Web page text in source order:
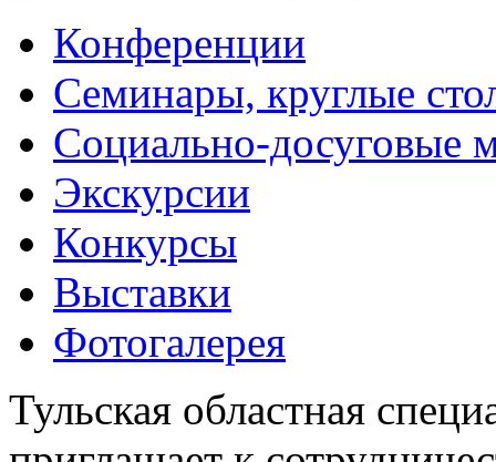
Конференции
Семинары, круглые
Социально-досуговые
Экскурсии
Конкурсы
Выставки
Фотогалерея
Тульская областная